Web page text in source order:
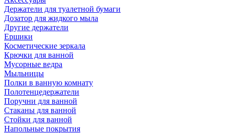
Держатели для туалетной бумаги
Дозатор для жидкого мыла
Другие держатели
Ершики
Косметические зеркала
Крючки для ванной
Мусорные ведра
Мыльницы
Полки в ванную комнату
Полотенцедержатели
Поручни для ванной
Стаканы для ванной
Стойки для ванной
Напольные покрытия